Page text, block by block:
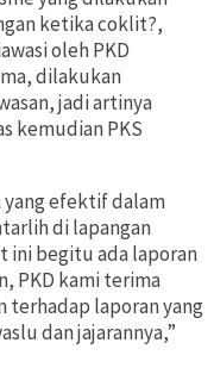
ketika coklit?,
oleh PKD
dilakukan
jadi artinya
kemudian PKS
yang efektif dalam
di lapangan
ini begitu ada laporan
PKD kami terima
terhadap laporan yang
dan jajarannya,”